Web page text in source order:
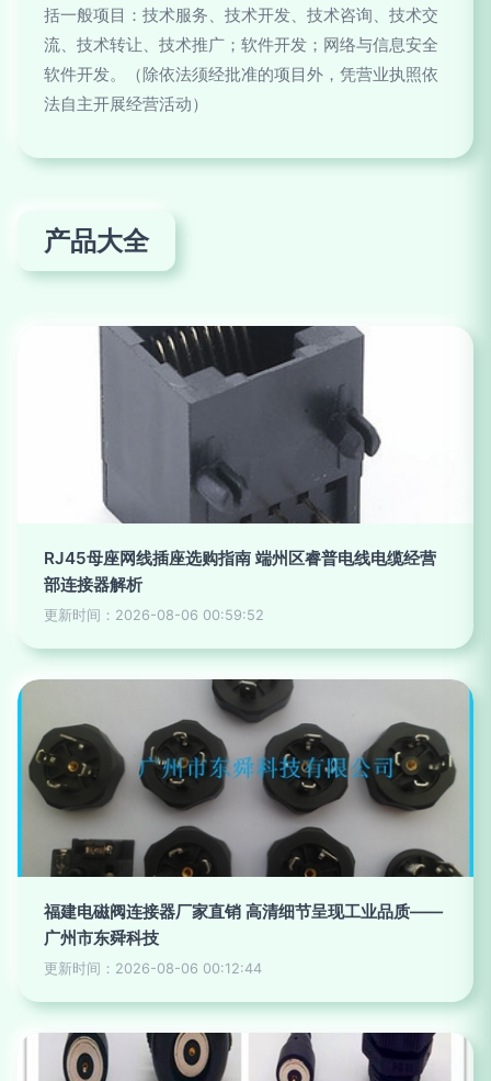
括一般项目：技术服务、技术开发、技术咨询、技术交
流、技术转让、技术推广；软件开发；网络与信息安全
软件开发。（除依法须经批准的项目外，凭营业执照依
法自主开展经营活动）
产品大全
RJ45母座网线插座选购指南 端州区睿普电线电缆经营
部连接器解析
更新时间：2026-08-06 00:59:52
福建电磁阀连接器厂家直销 高清细节呈现工业品质——
广州市东舜科技
更新时间：2026-08-06 00:12:44